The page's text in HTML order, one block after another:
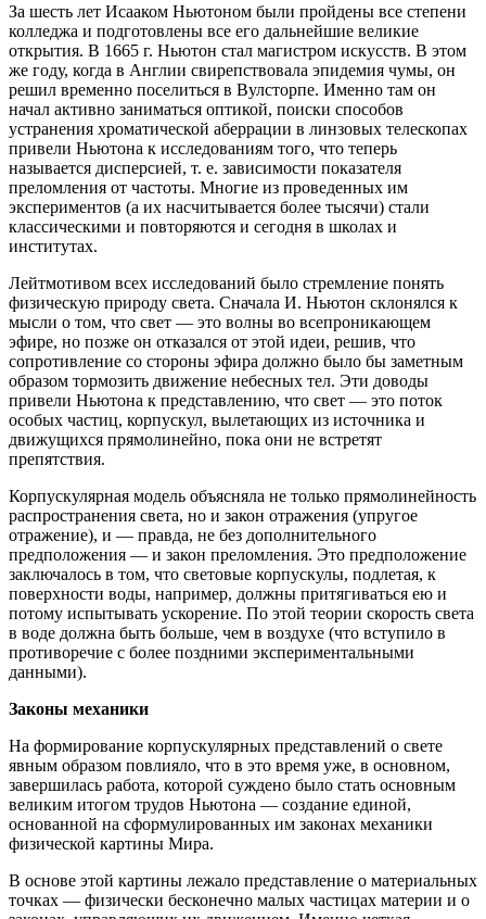
За шесть лет Исааком Ньютоном были пройдены все степени
колледжа и подготовлены все его дальнейшие великие
открытия. В 1665 г. Ньютон стал магистром искусств. В этом
же году, когда в Англии свирепствовала эпидемия чумы, он
решил временно поселиться в Вулсторпе. Именно там он
начал активно заниматься оптикой, поиски способов
устранения хроматической аберрации в линзовых телескопах
привели Ньютона к исследованиям того, что теперь
называется дисперсией, т. е. зависимости показателя
преломления от частоты. Многие из проведенных им
экспериментов (а их насчитывается более тысячи) стали
классическими и повторяются и сегодня в школах и
институтах.
Лейтмотивом всех исследований было стремление понять
физическую природу света. Сначала И. Ньютон склонялся к
мысли о том, что свет — это волны во всепроникающем
эфире, но позже он отказался от этой идеи, решив, что
сопротивление со стороны эфира должно было бы заметным
образом тормозить движение небесных тел. Эти доводы
привели Ньютона к представлению, что свет — это поток
особых частиц, корпускул, вылетающих из источника и
движущихся прямолинейно, пока они не встретят
препятствия.
Корпускулярная модель объясняла не только прямолинейность
распространения света, но и закон отражения (упругое
отражение), и — правда, не без дополнительного
предположения — и закон преломления. Это предположение
заключалось в том, что световые корпускулы, подлетая, к
поверхности воды, например, должны притягиваться ею и
потому испытывать ускорение. По этой теории скорость света
в воде должна быть больше, чем в воздухе (что вступило в
противоречие с более поздними экспериментальными
данными).
Законы механики
На формирование корпускулярных представлений о свете
явным образом повлияло, что в это время уже, в основном,
завершилась работа, которой суждено было стать основным
великим итогом трудов Ньютона — создание единой,
основанной на сформулированных им законах механики
физической картины Мира.
В основе этой картины лежало представление о материальных
точках — физически бесконечно малых частицах материи и о